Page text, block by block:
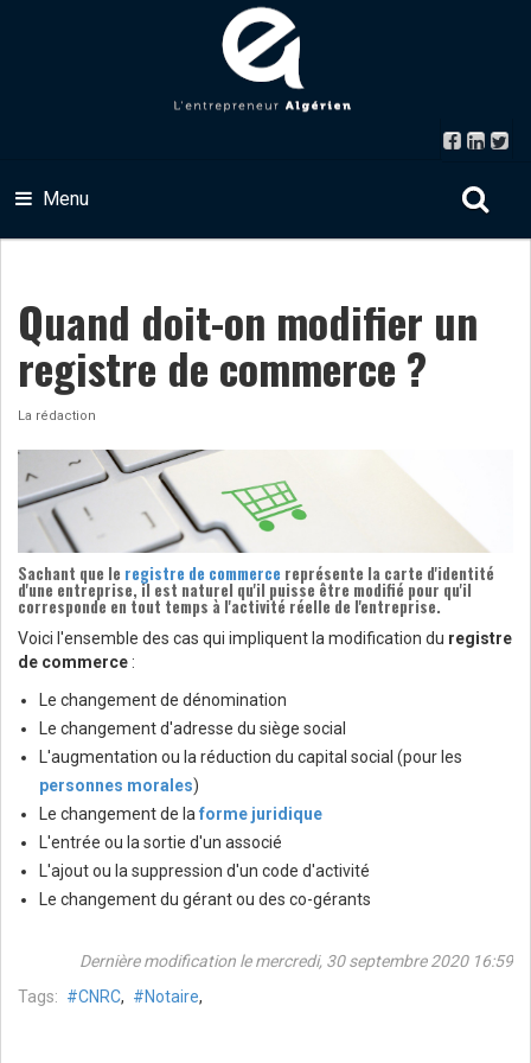
Menu
Quand doit-on modifier un
registre de commerce ?
La rédaction
Sachant que le registre de commerce représente la carte d'identité
d'une entreprise, il est naturel qu'il puisse être modifié pour qu'il
corresponde en tout temps à l'activité réelle de l'entreprise.
Voici l'ensemble des cas qui impliquent la modification du registre
de commerce :
Le changement de dénomination
Le changement d'adresse du siège social
L'augmentation ou la réduction du capital social (pour les
personnes morales)
Le changement de la forme juridique
L'entrée ou la sortie d'un associé
L'ajout ou la suppression d'un code d'activité
Le changement du gérant ou des co-gérants
Dernière modification le mercredi, 30 septembre 2020 16:59
Tags:
CNRC, Notaire,